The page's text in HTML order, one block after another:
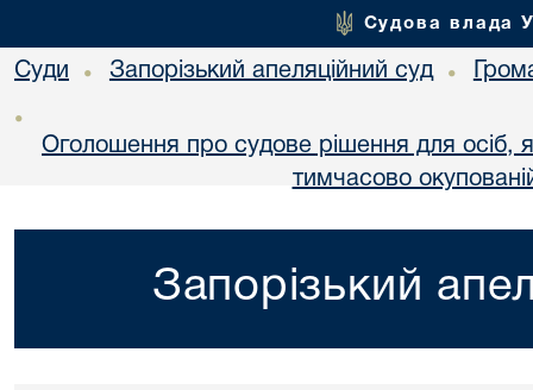
Судова влада
Суди • Запорізький апеляційний суд •
•
Оголошення про судове рішення для осіб,
тимчасово
Запорізький